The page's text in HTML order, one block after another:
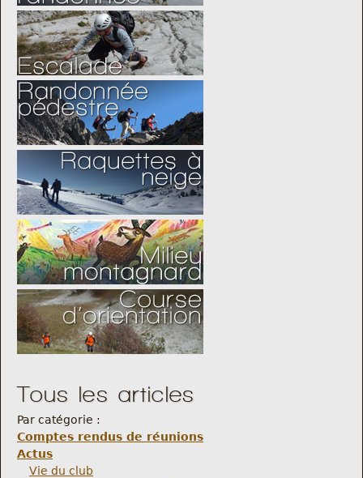
Tous les articles
Par catégorie :
Comptes rendus de réunions
Actus
Vie du club